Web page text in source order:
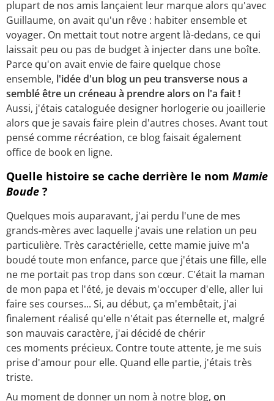
plupart de nos amis lançaient leur marque alors qu'avec
Guillaume, on avait qu'un rêve : habiter ensemble et
voyager. On mettait tout notre argent là-dedans, ce qui
laissait peu ou pas de budget à injecter dans une boîte.
Parce qu'on avait envie de faire quelque chose
ensemble, l'idée d'un blog un peu transverse nous a
semblé être un créneau à prendre alors on l'a fait !
Aussi, j'étais cataloguée designer horlogerie ou joaillerie
alors que je savais faire plein d'autres choses. Avant tout
pensé comme récréation, ce blog faisait également
office de book en ligne.
Quelle histoire se cache derrière le nom Mamie
Boude ?
Quelques mois auparavant, j'ai perdu l'une de mes
grands-mères avec laquelle j'avais une relation un peu
particulière. Très caractérielle, cette mamie juive m'a
boudé toute mon enfance, parce que j'étais une fille, elle
ne me portait pas trop dans son cœur. C'était la maman
de mon papa et l'été, je devais m'occuper d'elle, aller lui
faire ses courses... Si, au début, ça m'embêtait, j'ai
finalement réalisé qu'elle n'était pas éternelle et, malgré
son mauvais caractère, j'ai décidé de chérir
ces moments précieux. Contre toute attente, je me suis
prise d'amour pour elle. Quand elle partie, j'étais très
triste.
Au moment de donner un nom à notre blog, on